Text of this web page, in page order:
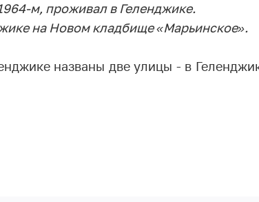
м, проживал в Геленджике.
на Новом кладбище «Марьинское».
названы две улицы - в